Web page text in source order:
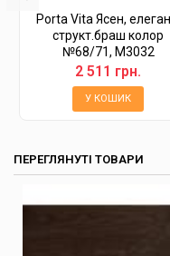
Porta Vita Ясен,
структ.браш колор
№68/71, М3032
2 511 грн.
У КОШИК
ПЕРЕГЛЯНУТІ ТОВАРИ